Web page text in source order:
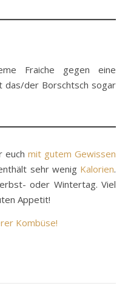
Fraiche gegen eine
das/der Borschtsch sogar
euch mit gutem Gewissen
sehr wenig Kalorien.
oder Wintertag. Viel
Appetit!
Kombüse!